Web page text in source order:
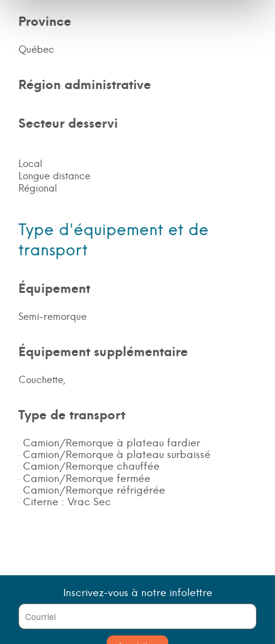
Province
Québec
Région administrative
Secteur desservi
Local
Longue distance
Régional
Type d'équipement et de
transport
Équipement
Semi-remorque
Équipement supplémentaire
Couchette,
Type de transport
Camion/Remorque à plateau fardier
Camion/Remorque à plateau surbaissé
Camion/Remorque chauffée
Camion/Remorque fermée
Camion/Remorque réfrigérée
Citerne : Vrac Sec
Inscrivez-vous à notre infolettre